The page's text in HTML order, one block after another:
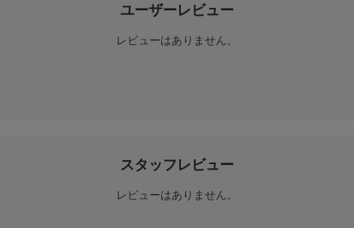
ユーザーレビュー
レビューはありません。
スタッフレビュー
レビューはありません。